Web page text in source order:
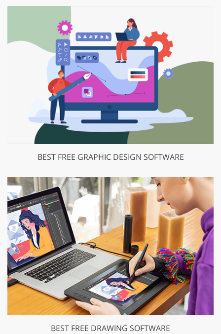
BEST FREE GRAPHIC DESIGN SOFTWARE
BEST FREE DRAWING SOFTWARE